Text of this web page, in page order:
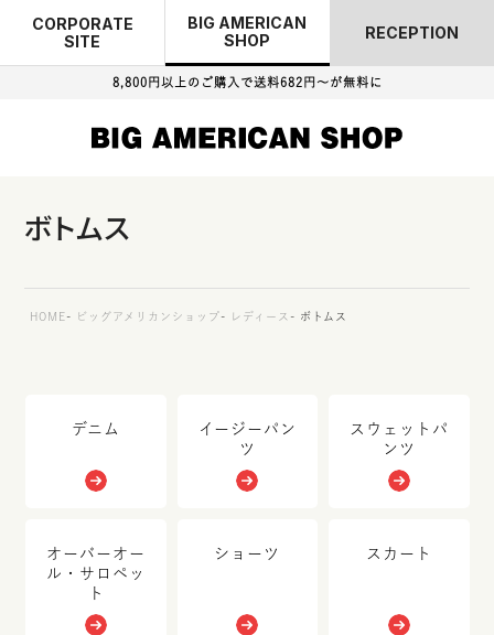
CORPORATE
SITE
BIG AMERICAN
SHOP
RECEPTION
8,800円以上のご購入で送料682円～が無料に
ボトムス
HOME ビッグアメリカンショップ レディース ボトムス
デニム
イージーパン
ツ
スウェットパ
ンツ
オーバーオー
ル・サロペッ
ト
ショーツ スカート